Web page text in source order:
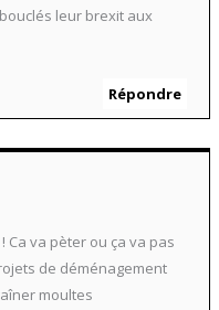
leur brexit aux
Répondre
Ca va pèter ou ça va pas
de déménagement
moultes